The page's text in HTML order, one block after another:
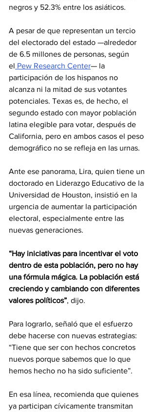
negros y 52.3% entre los asiáticos.
A pesar de que representan un tercio
del electorado del estado —alrededor
de 6.5 millones de personas, según
el Pew Research Center— la
participación de los hispanos no
alcanza ni la mitad de sus votantes
potenciales. Texas es, de hecho, el
segundo estado con mayor población
latina elegible para votar, después de
California, pero en ambos casos el peso
demográfico no se refleja en las urnas.
Ante ese panorama, Lira, quien tiene un
doctorado en Liderazgo Educativo de la
Universidad de Houston, insistió en la
urgencia de aumentar la participación
electoral, especialmente entre las
nuevas generaciones.
“Hay iniciativas para incentivar el voto
dentro de esta población, pero no hay
una fórmula mágica. La población está
creciendo y cambiando con diferentes
valores políticos”, dijo.
Para lograrlo, señaló que el esfuerzo
debe hacerse con nuevas estrategias:
“Tiene que ser con hechos concretos
nuevos porque sabemos que lo que
hemos hecho no ha sido suficiente”.
En esa línea, recomienda que quienes
ya participan cívicamente transmitan